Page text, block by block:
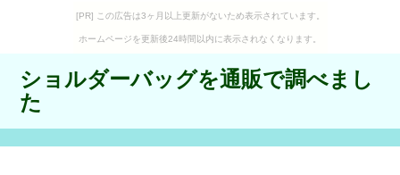
[PR] この広告は3ヶ月以上更新がないため表示されています。
ホームページを更新後24時間以内に表示されなくなります。
ショルダーバッグを通販で調べまし
た